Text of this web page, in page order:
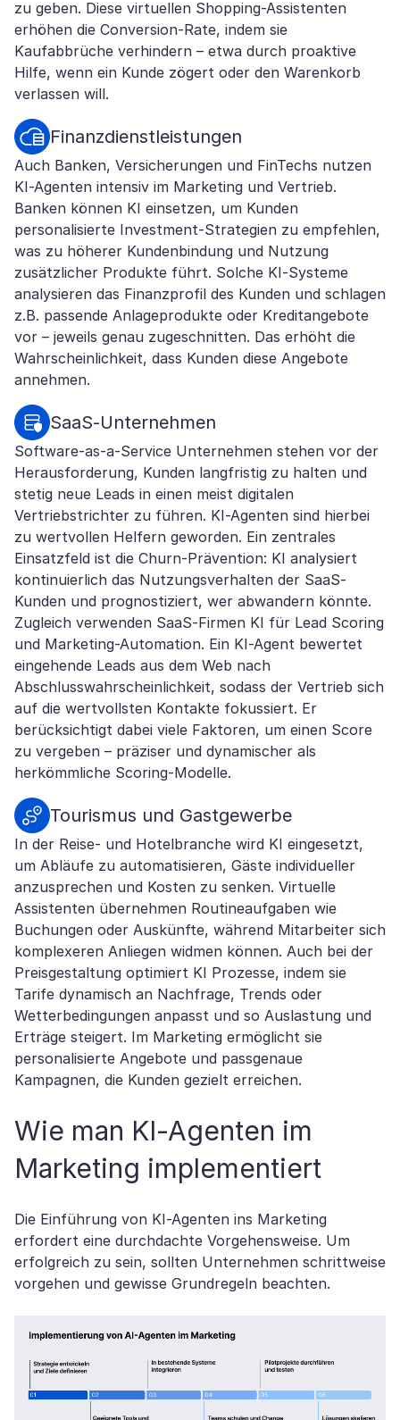
zu geben. Diese virtuellen Shopping-Assistenten
erhöhen die Conversion-Rate, indem sie
Kaufabbrüche verhindern – etwa durch proaktive
Hilfe, wenn ein Kunde zögert oder den Warenkorb
verlassen will.
Finanzdienstleistungen
Auch Banken, Versicherungen und FinTechs nutzen
KI-Agenten intensiv im Marketing und Vertrieb.
Banken können KI einsetzen, um Kunden
personalisierte Investment-Strategien zu empfehlen,
was zu höherer Kundenbindung und Nutzung
zusätzlicher Produkte führt. Solche KI-Systeme
analysieren das Finanzprofil des Kunden und schlagen
z.B. passende Anlageprodukte oder Kreditangebote
vor – jeweils genau zugeschnitten. Das erhöht die
Wahrscheinlichkeit, dass Kunden diese Angebote
annehmen.
SaaS-Unternehmen
Software-as-a-Service Unternehmen stehen vor der
Herausforderung, Kunden langfristig zu halten und
stetig neue Leads in einen meist digitalen
Vertriebstrichter zu führen. KI-Agenten sind hierbei
zu wertvollen Helfern geworden. Ein zentrales
Einsatzfeld ist die Churn-Prävention: KI analysiert
kontinuierlich das Nutzungsverhalten der SaaS-
Kunden und prognostiziert, wer abwandern könnte.
Zugleich verwenden SaaS-Firmen KI für Lead Scoring
und Marketing-Automation. Ein KI-Agent bewertet
eingehende Leads aus dem Web nach
Abschlusswahrscheinlichkeit, sodass der Vertrieb sich
auf die wertvollsten Kontakte fokussiert. Er
berücksichtigt dabei viele Faktoren, um einen Score
zu vergeben – präziser und dynamischer als
herkömmliche Scoring-Modelle.
Tourismus und Gastgewerbe
In der Reise- und Hotelbranche wird KI eingesetzt,
um Abläufe zu automatisieren, Gäste individueller
anzusprechen und Kosten zu senken. Virtuelle
Assistenten übernehmen Routineaufgaben wie
Buchungen oder Auskünfte, während Mitarbeiter sich
komplexeren Anliegen widmen können. Auch bei der
Preisgestaltung optimiert KI Prozesse, indem sie
Tarife dynamisch an Nachfrage, Trends oder
Wetterbedingungen anpasst und so Auslastung und
Erträge steigert. Im Marketing ermöglicht sie
personalisierte Angebote und passgenaue
Kampagnen, die Kunden gezielt erreichen.
Wie man KI-Agenten im
Marketing implementiert
Die Einführung von KI-Agenten ins Marketing
erfordert eine durchdachte Vorgehensweise. Um
erfolgreich zu sein, sollten Unternehmen schrittweise
vorgehen und gewisse Grundregeln beachten.